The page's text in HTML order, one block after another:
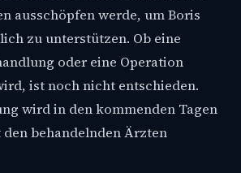
ausschöpfen werde, um Boris
zu unterstützen. Ob eine
oder eine Operation
ist noch nicht entschieden.
wird in den kommenden Tagen
behandelnden Ärzten